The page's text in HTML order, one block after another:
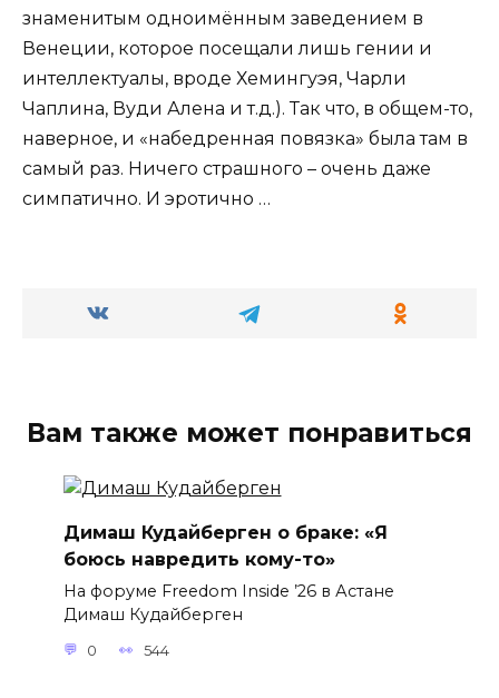
знаменитым одноимённым заведением в
Венеции, которое посещали лишь гении и
интеллектуалы, вроде Хемингуэя, Чарли
Чаплина, Вуди Алена и т.д.). Так что, в общем-то,
наверное, и «набедренная повязка» была там в
самый раз. Ничего страшного – очень даже
симпатично. И эротично …
Вам также может понравиться
Димаш Кудайберген о браке: «Я
боюсь навредить кому-то»
На форуме Freedom Inside ’26 в Астане
Димаш Кудайберген
0 544